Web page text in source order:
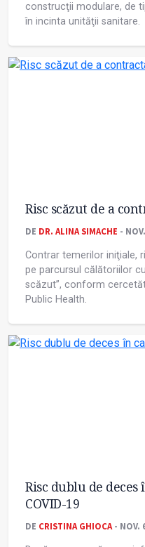
construcţii modulare, de
în incinta unităţii sanitare.
Risc scăzut de a
DE DR. ALINA SIMACHE -
Contrar temerilor iniţiale,
pe parcursul călătoriilor
scăzut”, conform
Public Health.
Risc dublu de
COVID-19
DE CRISTINA GHIOCA- NOV.